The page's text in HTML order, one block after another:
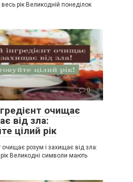
рік Великодній понеділок
0
очищає
від зла:
цілий рік
очищає розум і захищає від зла:
Великодні символи мають